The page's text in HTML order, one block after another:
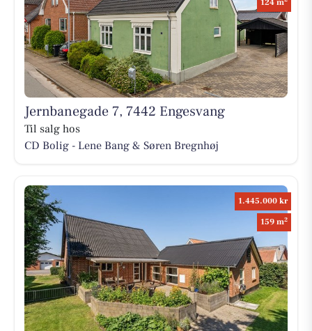
124 m
Jernbanegade 7, 7442 Engesvang
Til salg hos
CD Bolig - Lene Bang & Søren Bregnhøj
1.445.000 kr
159 m2